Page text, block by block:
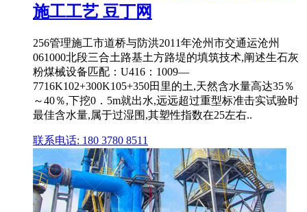
施工工艺 豆丁网
256管理施工市道桥与防洪2011年沧州市交通运沧州
061000北段三合土路基土方路堤的填筑技术,阐述生石灰
粉煤械设备匹配：U416：1009—
7716K102+300K105+350田里的土,天然含水量高达35％
～40％,下挖0．5m就出水,远远超过重型标准击实试验时
最佳含水量,属于过湿围,其塑性指数在25左右..
联系电话: 180 3780 8511